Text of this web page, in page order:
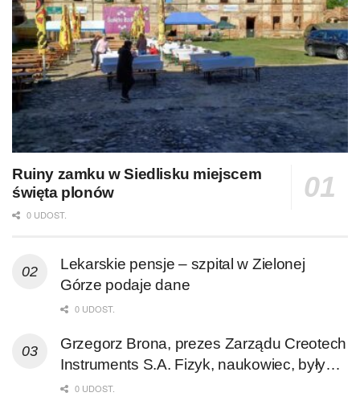
Ruiny zamku w Siedlisku miejscem
święta plonów
0 UDOST.
Lekarskie pensje – szpital w Zielonej
Górze podaje dane
0 UDOST.
Grzegorz Brona, prezes Zarządu Creotech
Instruments S.A. Fizyk, naukowiec, były
pracownik CERN w Genewie,
0 UDOST.